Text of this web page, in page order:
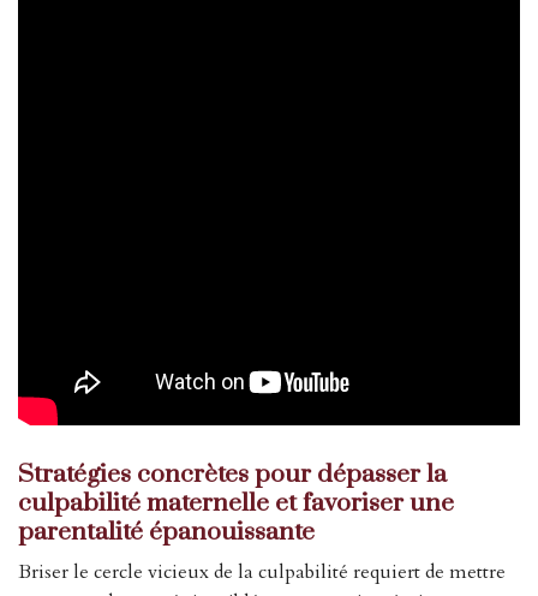
Stratégies concrètes pour dépasser la
culpabilité maternelle et favoriser une
parentalité épanouissante
Briser le cercle vicieux de la culpabilité requiert de mettre